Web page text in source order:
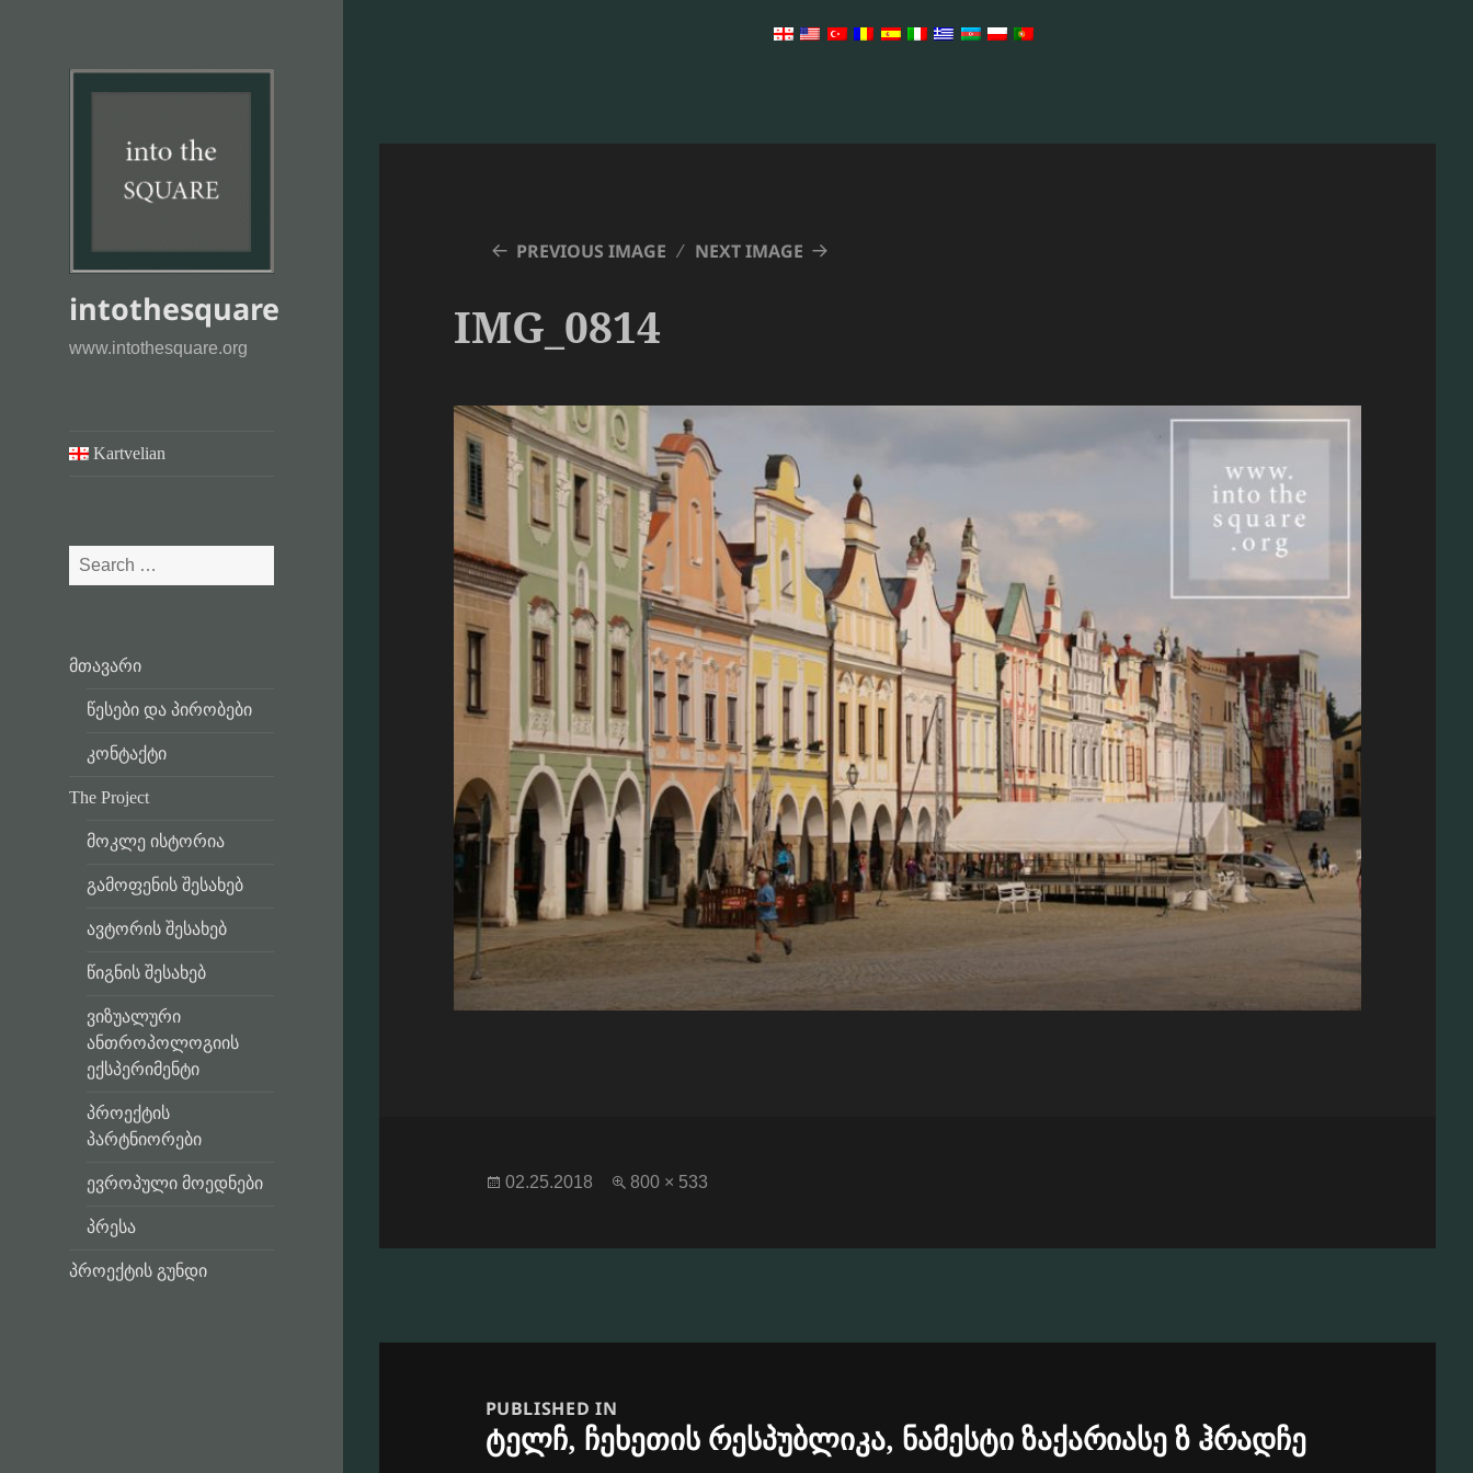
intothesquare
www.intothesquare.org
Kartvelian
Search
for:
მთავარი
წესები და პირობები
კონტაქტი
The Project
მოკლე ისტორია
გამოფენის შესახებ
ავტორის შესახებ
წიგნის შესახებ
ვიზუალური
ანთროპოლოგიის
ექსპერიმენტი
პროექტის
პარტნიორები
ევროპული მოედნები
პრესა
პროექტის გუნდი
PREVIOUS IMAGE NEXT IMAGE
IMG_0814
Posted
02.25.2018
Full
800 × 533
PUBLISHED IN
ტელჩ, ჩეხეთის რესპუბლიკა, ნამესტი ზაქარიასე ზ ჰრადჩე